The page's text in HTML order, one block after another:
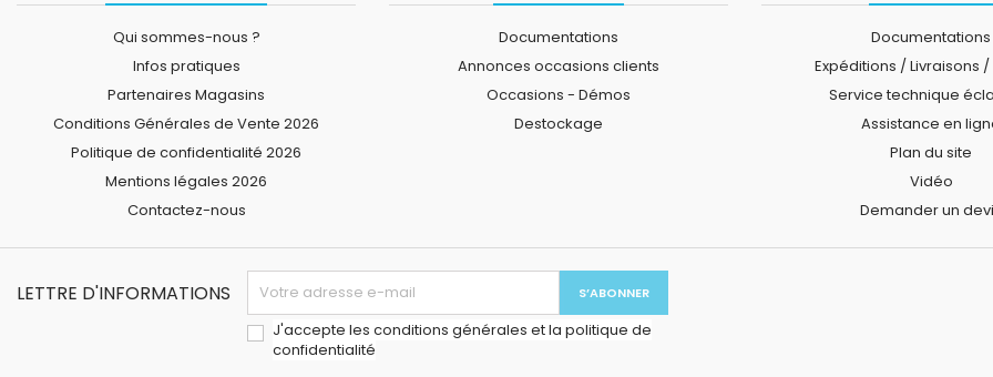
Qui sommes-nous ?
Infos pratiques
Partenaires Magasins
Conditions Générales de Vente 2026
Politique de confidentialité 2026
Mentions légales 2026
Contactez-nous
Documentations
Annonces occasions clients
Occasions - Démos
Destockage
Documentations
Expéditions / Livraisons
Service technique
Assistance en
Plan du site
Vidéo
Demander un
LETTRE D'INFORMATIONS
J'accepte les conditions générales et la politique de
confidentialité